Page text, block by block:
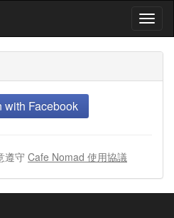
with Facebook
遵守 Cafe Nomad 使用協議